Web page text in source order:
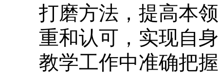
打磨方法，提高本
重和认可，实现自
教学工作中准确把